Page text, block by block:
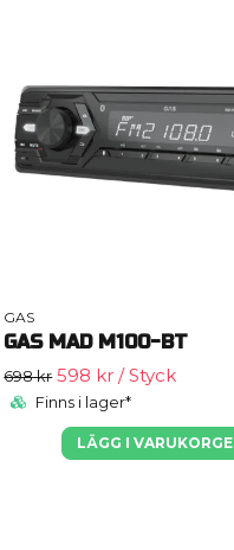
GAS
GAS MAD M100-BT
698 kr 598 kr / Styck
Finns i lager*
LÄGG I